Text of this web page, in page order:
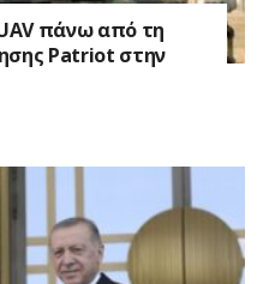
πάνω από τη
Patriot στην